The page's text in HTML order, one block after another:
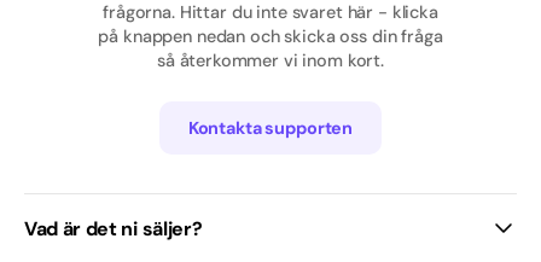
Traditionell / Visa
frågorna. Hittar du inte svaret här - klicka
på knappen nedan och skicka oss din fråga
så återkommer vi inom kort.
Kontakta supporten
Vad är det ni säljer?